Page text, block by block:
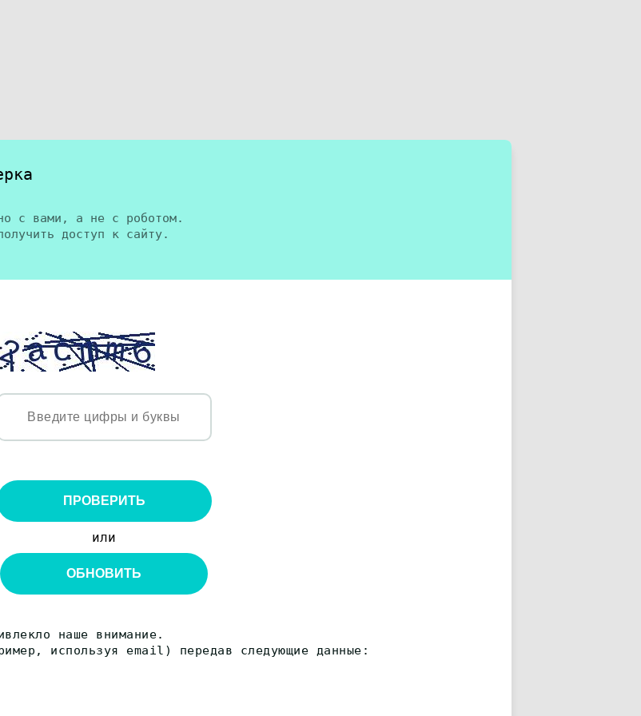
с вами, а не с роботом.
доступ к сайту.
ПРОВЕРИТЬ
или
ОБНОВИТЬ
наше внимание.
используя email) передав следующие данные: